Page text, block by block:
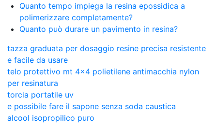
Quanto tempo impiega la resina epossidica a
polimerizzare completamente?
Quanto può durare un pavimento in resina?
tazza graduata per dosaggio resine precisa resistente
e facile da usare
telo protettivo mt 4x4 polietilene antimacchia nylon
per resinatura
torcia portatile uv
e possibile fare il sapone senza soda caustica
alcool isopropilico puro